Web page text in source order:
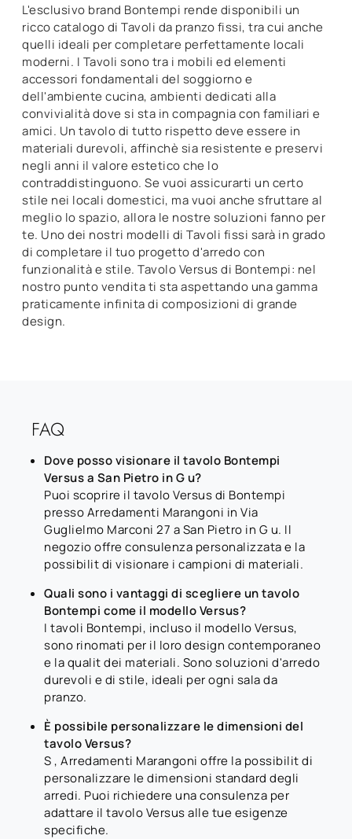
L'esclusivo brand Bontempi rende disponibili un
ricco catalogo di Tavoli da pranzo fissi, tra cui anche
quelli ideali per completare perfettamente locali
moderni. I Tavoli sono tra i mobili ed elementi
accessori fondamentali del soggiorno e
dell'ambiente cucina, ambienti dedicati alla
convivialità dove si sta in compagnia con familiari e
amici. Un tavolo di tutto rispetto deve essere in
materiali durevoli, affinchè sia resistente e preservi
negli anni il valore estetico che lo
contraddistinguono. Se vuoi assicurarti un certo
stile nei locali domestici, ma vuoi anche sfruttare al
meglio lo spazio, allora le nostre soluzioni fanno per
te. Uno dei nostri modelli di Tavoli fissi sarà in grado
di completare il tuo progetto d'arredo con
funzionalità e stile. Tavolo Versus di Bontempi: nel
nostro punto vendita ti sta aspettando una gamma
praticamente infinita di composizioni di grande
design.
FAQ
Dove posso visionare il tavolo Bontempi
Versus a San Pietro in G u?
Puoi scoprire il tavolo Versus di Bontempi
presso Arredamenti Marangoni in Via
Guglielmo Marconi 27 a San Pietro in G u. Il
negozio offre consulenza personalizzata e la
possibilit di visionare i campioni di materiali.
Quali sono i vantaggi di scegliere un tavolo
Bontempi come il modello Versus?
I tavoli Bontempi, incluso il modello Versus,
sono rinomati per il loro design contemporaneo
e la qualit dei materiali. Sono soluzioni d'arredo
durevoli e di stile, ideali per ogni sala da
pranzo.
È possibile personalizzare le dimensioni del
tavolo Versus?
S , Arredamenti Marangoni offre la possibilit di
personalizzare le dimensioni standard degli
arredi. Puoi richiedere una consulenza per
adattare il tavolo Versus alle tue esigenze
specifiche.